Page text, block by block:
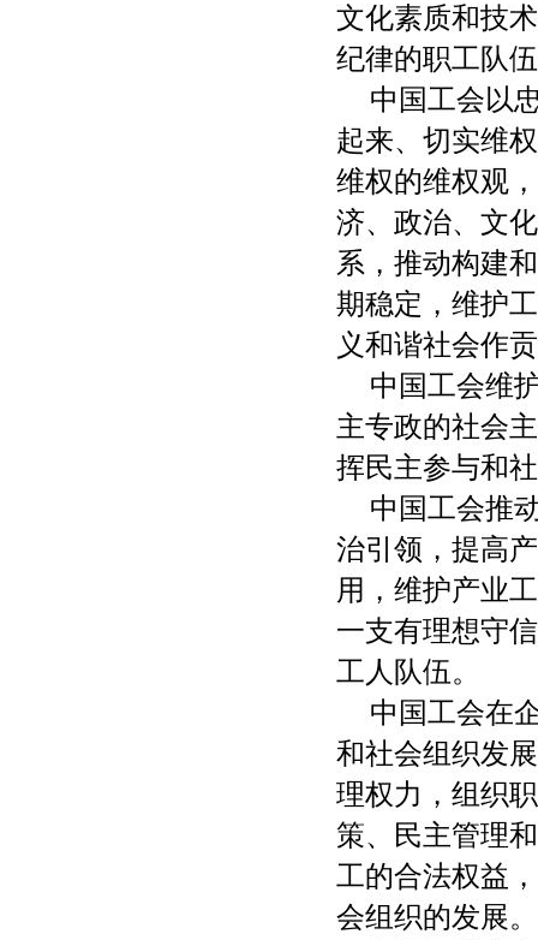
文化素质和技
纪律的职工队
中国工会以
起来、切实维
维权的维权观
济、政治、文
系，推动构建
期稳定，维护
义和谐社会作
中国工会维
主专政的社会
挥民主参与和
中国工会推
治引领，提高
用，维护产业
一支有理想守
工人队伍。
中国工会在
和社会组织发
理权力，组织
策、民主管理
工的合法权益
会组织的发展。